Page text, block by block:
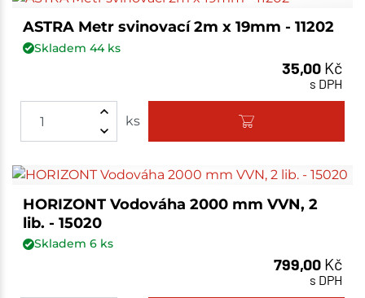
ASTRA Metr svinovací 2m x 19mm - 11202
Skladem 44ks
35,00 Kč
s DPH
ks
HORIZONT Vodováha 2000 mm VVN, 2
lib. - 15020
Skladem 6ks
799,00 Kč
s DPH